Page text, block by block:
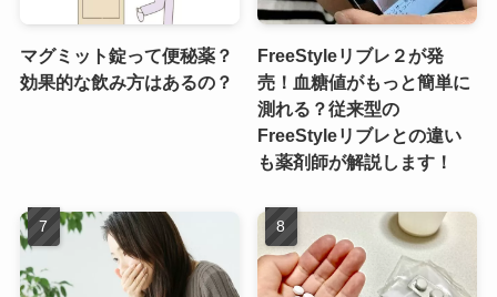
マグミット錠って便秘薬？
効果的な飲み方はあるの？
FreeStyleリブレ２が発
売！血糖値がもっと簡単に
測れる？従来型の
FreeStyleリブレとの違い
も薬剤師が解説します！